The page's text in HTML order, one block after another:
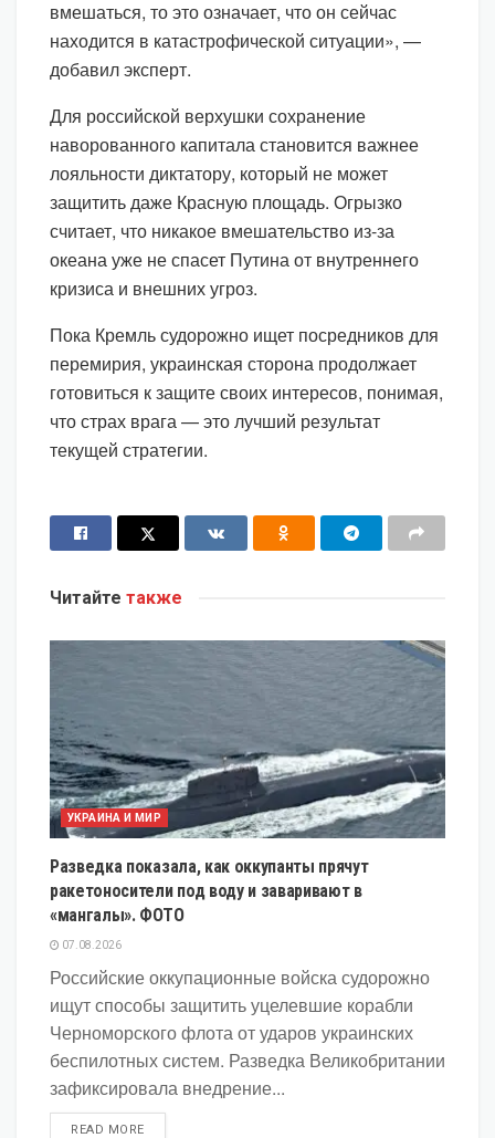
вмешаться, то это означает, что он сейчас
находится в катастрофической ситуации», —
добавил эксперт.
Для российской верхушки сохранение
наворованного капитала становится важнее
лояльности диктатору, который не может
защитить даже Красную площадь. Огрызко
считает, что никакое вмешательство из-за
океана уже не спасет Путина от внутреннего
кризиса и внешних угроз.
Пока Кремль судорожно ищет посредников для
перемирия, украинская сторона продолжает
готовиться к защите своих интересов, понимая,
что страх врага — это лучший результат
текущей стратегии.
Читайте также
УКРАИНА И МИР
Разведка показала, как оккупанты прячут
ракетоносители под воду и заваривают в
«мангалы». ФОТО
07.08.2026
Российские оккупационные войска судорожно
ищут способы защитить уцелевшие корабли
Черноморского флота от ударов украинских
беспилотных систем. Разведка Великобритании
зафиксировала внедрение...
READ MOREDETAILS